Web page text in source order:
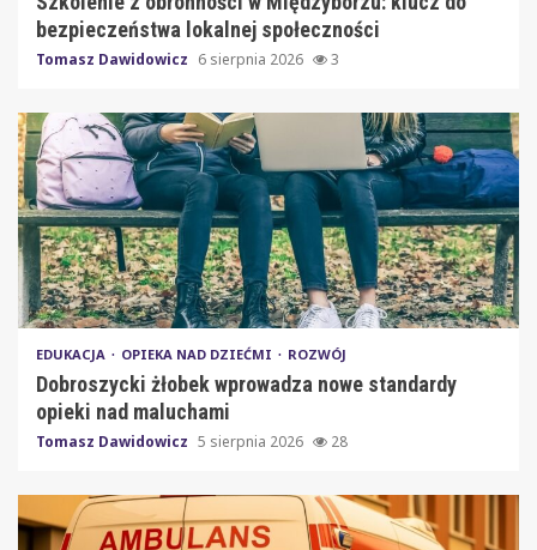
bezpieczeństwa lokalnej społeczności
Tomasz Dawidowicz 6 sierpnia 2026 3
EDUKACJA OPIEKA NAD DZIEĆMI ROZWÓJ
Dobroszycki żłobek wprowadza nowe standardy
opieki nad maluchami
Tomasz Dawidowicz 5 sierpnia 2026 28